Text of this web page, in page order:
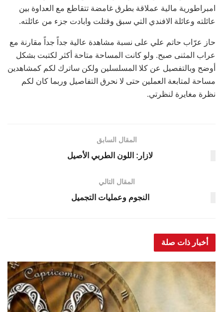
امبراطورية مالية عملاقة بطرق غامضة تتقاطع مع العداوة بين
عائلته وعائلة الافندي التي ‏سبق وقتلت وابادت جزء من عائلته.‏
حاز عرّاب حاتم علي على نسبة مشاهدة عالية جداً جداً مقارنة مع
عراب المثنى صبح. ولو كانت المساحة ‏متاحة أكثر لكتبت بشكل
أوضح وبالتفصيل عن كلا المسلسلين ولكن ساترك لكم كمشاهدين
مساحة لمتابعة ‏العملين حتى لا نحرق التفاصيل وربما كان لكم
نظرة مغايرة لنظرتي.‏
المقال السابق
لازار: اللون الطربي الأصيل
المقال التالي
النجوم وعمليات التجميل
أخبار ذات صلة